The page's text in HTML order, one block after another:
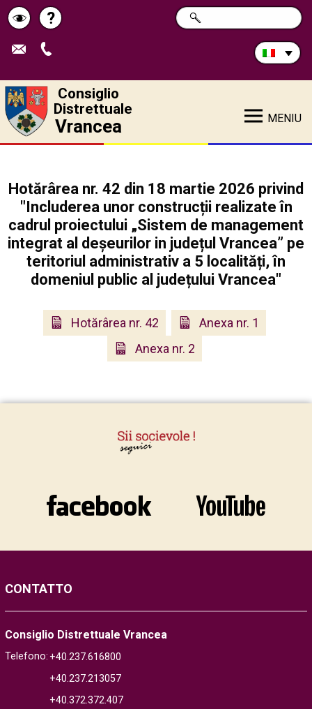
Schimbă
contrastul
Pagina
de
?
Cerca
nel
RICERCA
Consiglio
Distrettuale
Vrancea MENIU
Hotărârea nr. 42 din 18 martie 2026 privind
"Includerea unor construcții realizate în
cadrul proiectului „Sistem de management
integrat al deșeurilor in județul Vrancea” pe
teritoriul administrativ a 5 localități, în
domeniul public al județului Vrancea"
Hotărârea nr. 42
Anexa nr. 1
Anexa nr. 2
CONTATTO
Consiglio Distrettuale Vrancea
Telefono: +40.237.616800
+40.237.213057
+40.372.372.407